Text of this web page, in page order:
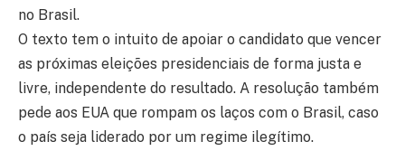
no Brasil.
O texto tem o intuito de apoiar o candidato que vencer
as próximas eleições presidenciais de forma justa e
livre, independente do resultado. A resolução também
pede aos EUA que rompam os laços com o Brasil, caso
o país seja liderado por um regime ilegítimo.